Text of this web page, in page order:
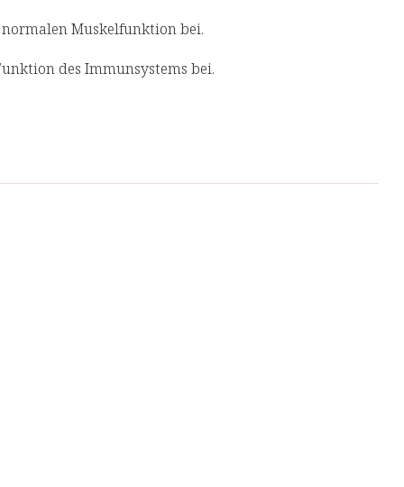
Muskelfunktion bei.
des Immunsystems bei.